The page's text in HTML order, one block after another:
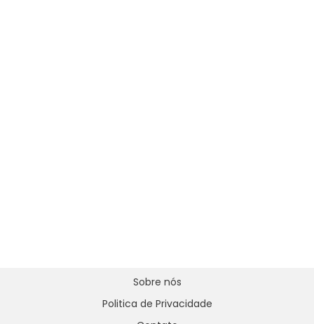
Sobre nós
Politica de Privacidade